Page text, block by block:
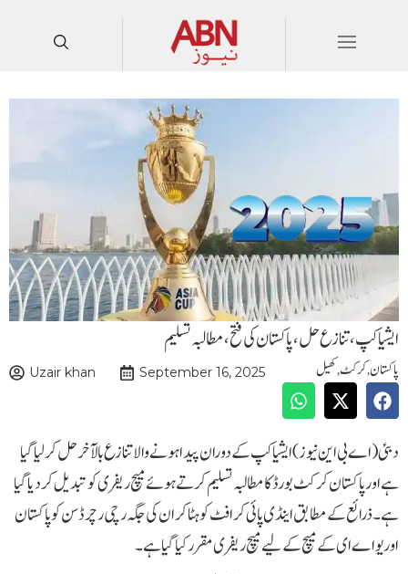
ایشیا کپ،تنازع حل،پاکستان کی فتح ، مطالبہ تسلیم
پاکستان,کرکٹ,کھیل Uzair khan September 16, 2025
دبئی (اے بی این نیوز) ایشیا کپ کے دوران پیدا ہونے والا تنازع بالآخر حل کر لیا گیا
ہے اور پاکستان کرکٹ بورڈ کا مطالبہ تسلیم کرتے ہوئے میچ ریفری کو تبدیل کر دیا گیا
ہے۔ ذرائع کے مطابق اینڈی پائی کرافٹ کو ہٹا کر ان کی جگہ رچی رچرڈ سن کو پاکستان
اور یو اے ای کے میچ کے لیے میچ ریفری مقرر کیا گیا ہے۔